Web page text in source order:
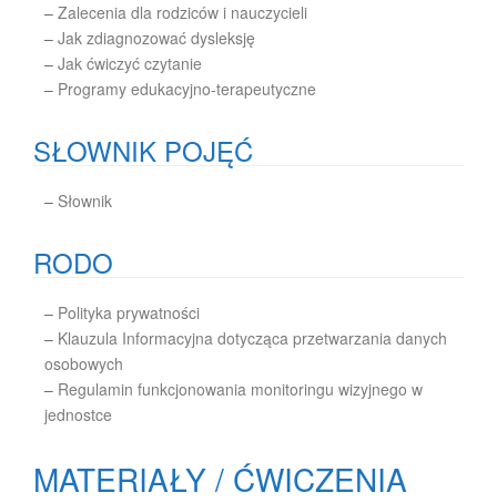
– Zalecenia dla rodziców i nauczycieli
– Jak zdiagnozować dysleksję
– Jak ćwiczyć czytanie
– Programy edukacyjno-terapeutyczne
SŁOWNIK POJĘĆ
– Słownik
RODO
– Polityka prywatności
– Klauzula Informacyjna dotycząca przetwarzania danych
osobowych
– Regulamin funkcjonowania monitoringu wizyjnego w
jednostce
MATERIAŁY / ĆWICZENIA